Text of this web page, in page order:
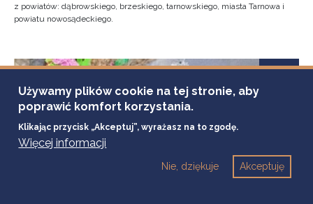
z powiatów: dąbrowskiego, brzeskiego, tarnowskiego, miasta Tarnowa i
powiatu nowosądeckiego.
9
Używamy plików cookie na tej stronie, aby
poprawić komfort korzystania.
Klikając przycisk „Akceptuj”, wyrażasz na to zgodę.
Więcej informacji
Akceptuję
Nie, dziękuje